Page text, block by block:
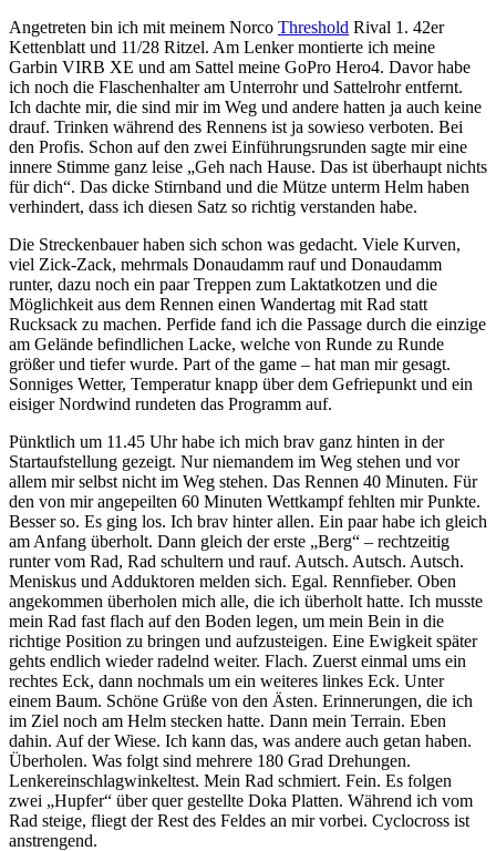
Angetreten bin ich mit meinem Norco Threshold Rival 1. 42er
Kettenblatt und 11/28 Ritzel. Am Lenker montierte ich meine
Garbin VIRB XE und am Sattel meine GoPro Hero4. Davor habe
ich noch die Flaschenhalter am Unterrohr und Sattelrohr entfernt.
Ich dachte mir, die sind mir im Weg und andere hatten ja auch keine
drauf. Trinken während des Rennens ist ja sowieso verboten. Bei
den Profis. Schon auf den zwei Einführungsrunden sagte mir eine
innere Stimme ganz leise „Geh nach Hause. Das ist überhaupt nichts
für dich“. Das dicke Stirnband und die Mütze unterm Helm haben
verhindert, dass ich diesen Satz so richtig verstanden habe.
Die Streckenbauer haben sich schon was gedacht. Viele Kurven,
viel Zick-Zack, mehrmals Donaudamm rauf und Donaudamm
runter, dazu noch ein paar Treppen zum Laktatkotzen und die
Möglichkeit aus dem Rennen einen Wandertag mit Rad statt
Rucksack zu machen. Perfide fand ich die Passage durch die einzige
am Gelände befindlichen Lacke, welche von Runde zu Runde
größer und tiefer wurde. Part of the game – hat man mir gesagt.
Sonniges Wetter, Temperatur knapp über dem Gefriepunkt und ein
eisiger Nordwind rundeten das Programm auf.
Pünktlich um 11.45 Uhr habe ich mich brav ganz hinten in der
Startaufstellung gezeigt. Nur niemandem im Weg stehen und vor
allem mir selbst nicht im Weg stehen. Das Rennen 40 Minuten. Für
den von mir angepeilten 60 Minuten Wettkampf fehlten mir Punkte.
Besser so. Es ging los. Ich brav hinter allen. Ein paar habe ich gleich
am Anfang überholt. Dann gleich der erste „Berg“ – rechtzeitig
runter vom Rad, Rad schultern und rauf. Autsch. Autsch. Autsch.
Meniskus und Adduktoren melden sich. Egal. Rennfieber. Oben
angekommen überholen mich alle, die ich überholt hatte. Ich musste
mein Rad fast flach auf den Boden legen, um mein Bein in die
richtige Position zu bringen und aufzusteigen. Eine Ewigkeit später
gehts endlich wieder radelnd weiter. Flach. Zuerst einmal ums ein
rechtes Eck, dann nochmals um ein weiteres linkes Eck. Unter
einem Baum. Schöne Grüße von den Ästen. Erinnerungen, die ich
im Ziel noch am Helm stecken hatte. Dann mein Terrain. Eben
dahin. Auf der Wiese. Ich kann das, was andere auch getan haben.
Überholen. Was folgt sind mehrere 180 Grad Drehungen.
Lenkereinschlagwinkeltest. Mein Rad schmiert. Fein. Es folgen
zwei „Hupfer“ über quer gestellte Doka Platten. Während ich vom
Rad steige, fliegt der Rest des Feldes an mir vorbei. Cyclocross ist
anstrengend.